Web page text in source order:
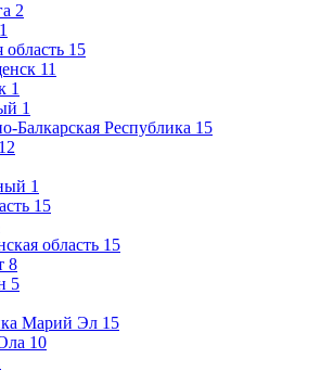
2
1
область 15
11
1
1
Балкарская Республика 15
12
1
15
область 15
8
5
Марий Эл 15
10